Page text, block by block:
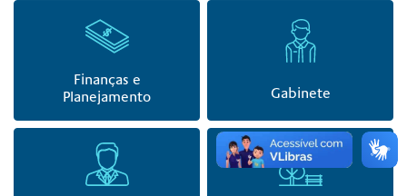
Finanças e
Planejamento
Gabinete